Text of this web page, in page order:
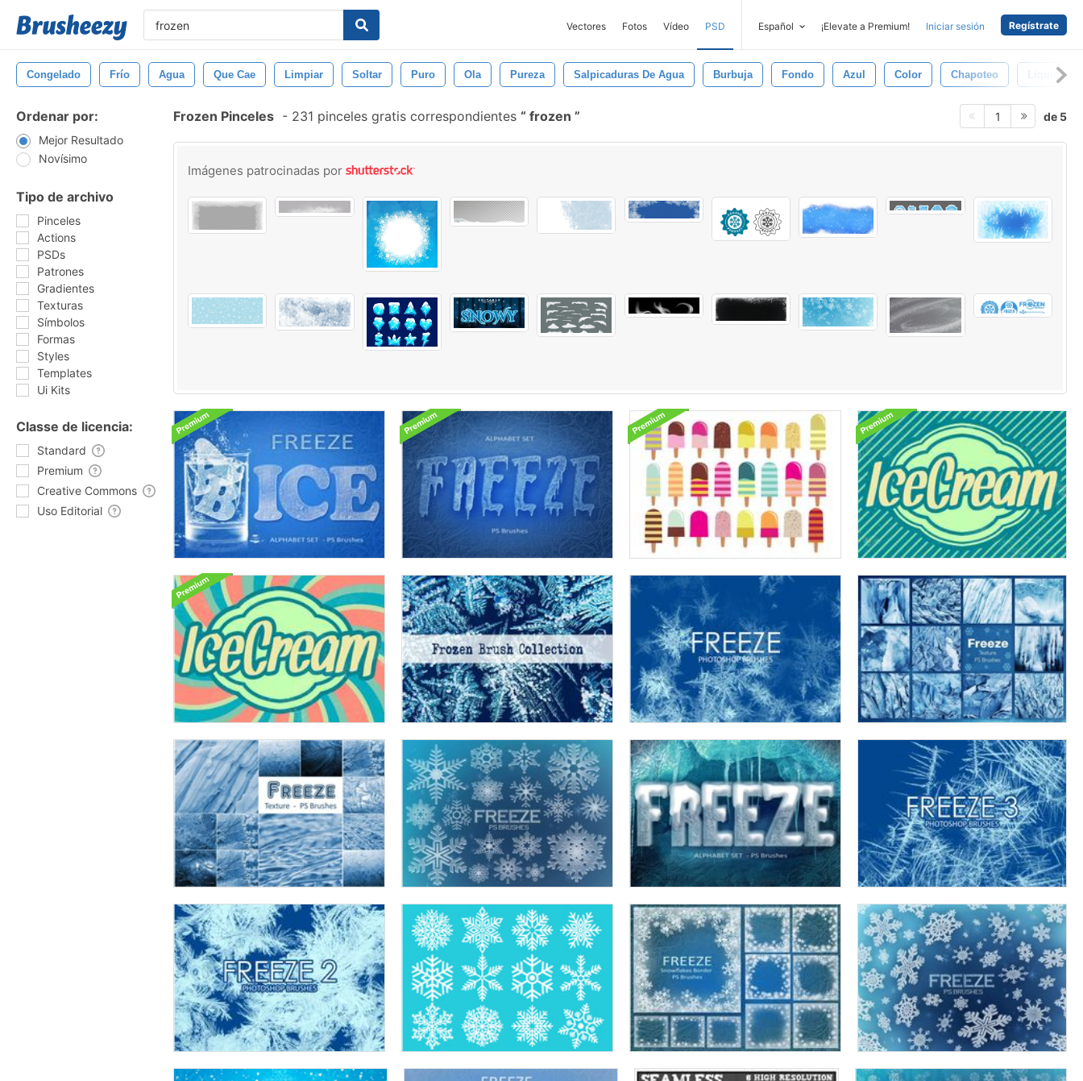
Vectores Fotos Vídeo PSD Español ¡Elevate a Premium! Iniciar sesión Regístrate
Congelado Frío Agua Que Cae Limpiar Soltar Puro Ola Pureza Salpicaduras De Agua Burbuja Fondo Azul Color Chapoteo Líquido
Ordenar por:
Mejor Resultado
Novísimo
Tipo de archivo
Pinceles
Actions
PSDs
Patrones
Gradientes
Texturas
Símbolos
Formas
Styles
Templates
Ui Kits
Classe de licencia:
Standard
Premium
Creative Commons
Uso Editorial
Frozen Pinceles - 231 pinceles gratis correspondientes frozen 1 de 5
Imágenes patrocinadas por